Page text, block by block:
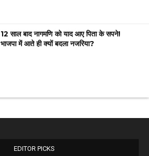
12 साल बाद नागमणि को याद आए पिता के सपने!
भाजपा में आते ही क्यों बदला नजरिया?
EDITOR PICKS